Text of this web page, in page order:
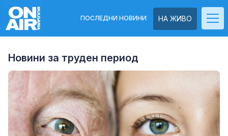
НА ЖИВО
ПОСЛЕДНИ НОВИНИ
Новини за труден период